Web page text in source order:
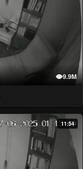
9.9M
11:54